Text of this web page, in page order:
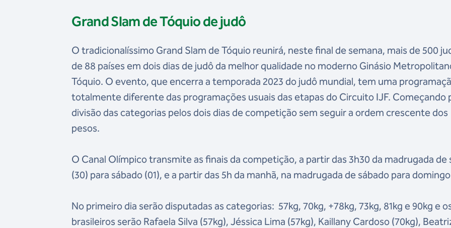
Grand Slam de Tóquio de judô
O tradicionalíssimo Grand Slam de Tóquio reunirá, neste final de semana, mais de 500
de 88 países em dois dias de judô da melhor qualidade no moderno Ginásio
Tóquio. O evento, que encerra a temporada 2023 do judô mundial, tem uma
totalmente diferente das programações usuais das etapas do Circuito IJF. Começando
divisão das categorias pelos dois dias de competição sem seguir a ordem crescente dos
pesos.
O Canal Olímpico transmite as finais da competição, a partir das 3h30 da madrugada de
(30) para sábado (01), e a partir das 5h da manhã, na madrugada de sábado para
No primeiro dia serão disputadas as categorias: 57kg, 70kg, +78kg, 73kg, 81kg e 90kg e
brasileiros serão Rafaela Silva (57kg), Jéssica Lima (57kg), Kaillany Cardoso (70kg),